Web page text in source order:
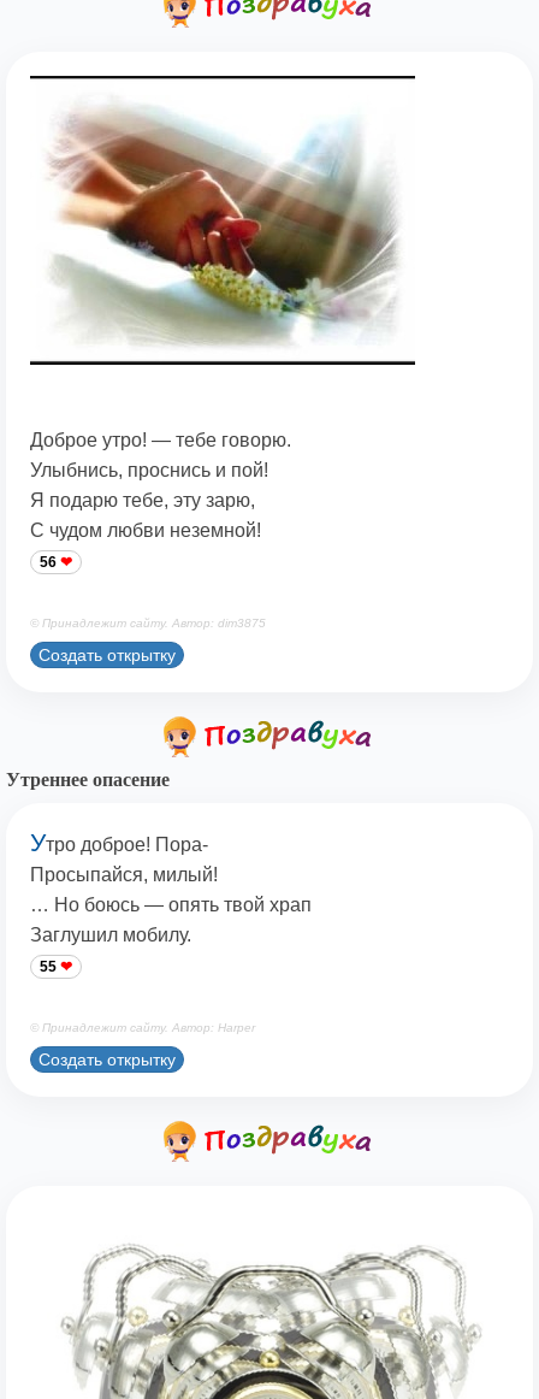
Доброе утро! — тебе говорю.
Улыбнись, проснись и пой!
Я подарю тебе, эту зарю,
С чудом любви неземной!
56
© Принадлежит сайту. Автор: dim3875
Создать открытку
Утреннее опасение
Утро доброе! Пора-
Просыпайся, милый!
… Но боюсь — опять твой храп
Заглушил мобилу.
55
© Принадлежит сайту. Автор: Harper
Создать открытку